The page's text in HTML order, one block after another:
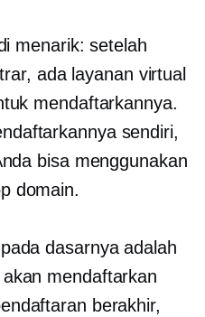
menarik: setelah
ada layanan virtual
mendaftarkannya.
sendiri,
bisa menggunakan
domain.
dasarnya adalah
mendaftarkan
berakhir,